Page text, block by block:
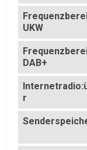
UKW
DAB+
r